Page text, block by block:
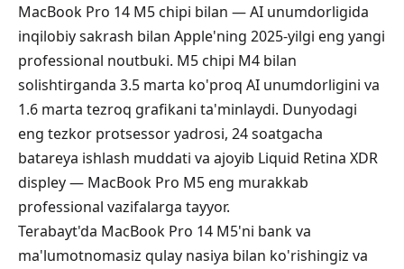
MacBook Pro 14 M5 chipi bilan — AI unumdorligida
inqilobiy sakrash bilan Apple'ning 2025-yilgi eng yangi
professional noutbuki. M5 chipi M4 bilan
solishtirganda 3.5 marta ko'proq AI unumdorligini va
1.6 marta tezroq grafikani ta'minlaydi. Dunyodagi
eng tezkor protsessor yadrosi, 24 soatgacha
batareya ishlash muddati va ajoyib Liquid Retina XDR
displey — MacBook Pro M5 eng murakkab
professional vazifalarga tayyor.
Terabayt'da MacBook Pro 14 M5'ni bank va
ma'lumotnomasiz qulay nasiya bilan ko'rishingiz va